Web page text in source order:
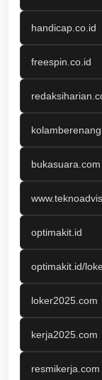
handicap.co.id
freespin.co.id
bukasuara.com
optimakit.id
optimakit.id/
loker2025.com
kerja2025.com
resmikerja.com